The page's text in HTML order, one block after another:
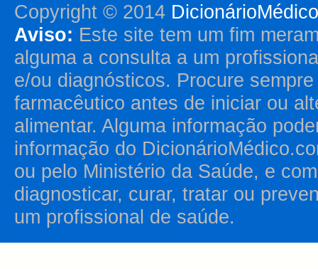
Copyright © 2014
Aviso: Este site tem um fim
alguma a consulta a um
e/ou diagnósticos. Procure
farmacêutico antes de iniciar ou
alimentar. Alguma informação
informação do
ou pelo Ministério da Saúde, e
diagnosticar, curar, tratar ou
um profissional de saúde.